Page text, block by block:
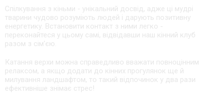
Спілкування з кіньми - унікальний досвід, адже ці мудрі
тварини чудово розуміють людей і дарують позитивну
енергетику. Встановити контакт з ними легко -
переконайтеся у цьому самі, відвідавши наш кінний клуб
разом з сім'єю.
Катання верхи можна справедливо вважати повноцінним
релаксом, а якщо додати до кінних прогулянок ще й
милування ландшафтом, то такий відпочинок у два рази
ефективніше знімає стрес!